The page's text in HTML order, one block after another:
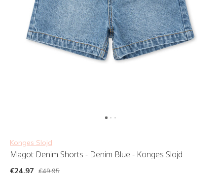
Konges Slojd
Magot Denim Shorts - Denim Blue - Konges Slojd
€24,97
€49,95